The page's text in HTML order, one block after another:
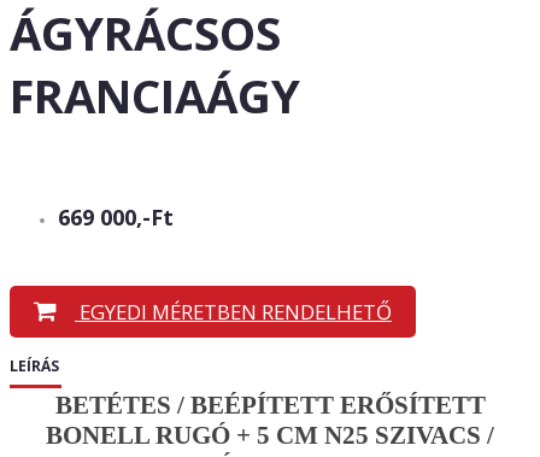
ÁGYRÁCSOS
FRANCIAÁGY
669 000,-Ft
EGYEDI MÉRETBEN RENDELHETŐ
LEÍRÁS
BETÉTES / BEÉPÍTETT ERŐSÍTETT
BONELL RUGÓ + 5 CM N25 SZIVACS /